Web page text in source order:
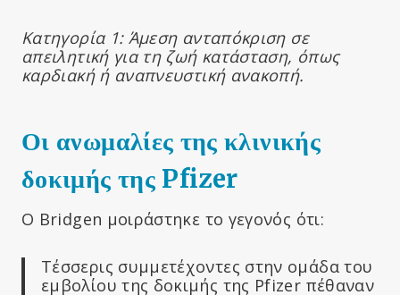
Κατηγορία 1: Άμεση ανταπόκριση σε
απειλητική για τη ζωή κατάσταση, όπως
καρδιακή ή αναπνευστική ανακοπή.
Οι ανωμαλίες της κλινικής
δοκιμής της Pfizer
Ο Bridgen μοιράστηκε το γεγονός ότι:
Τέσσερις συμμετέχοντες στην ομάδα του
εμβολίου της δοκιμής της Pfizer πέθαναν